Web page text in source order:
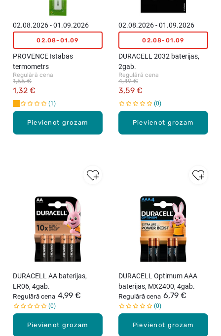
Pievienot grozam
02.08.2026 - 01.09.2026
02.08-01.09
PROVENCE Istabas
termometrs
Regulārā cena
1,32 €
1,55 €
1
Pievienot grozam
02.08.2026 - 01.09.2026
02.08-01.09
DURACELL 2032 baterijas,
2gab.
Regulārā cena
3,59 €
4,49 €
0
Pievienot grozam
DURACELL AA baterijas,
LR06, 4gab.
Regulārā cena 4,99 €
0
Pievienot grozam
DURACELL Optimum AAA
baterijas, MX2400, 4gab.
Regulārā cena 6,79 €
0